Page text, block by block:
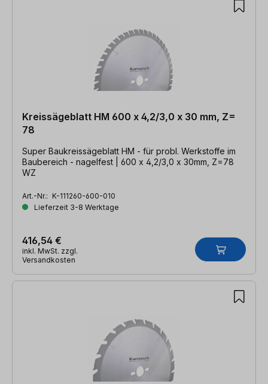
Kreissägeblatt HM 600 x 4,2/3,0 x 30 mm, Z=
78
Super Baukreissägeblatt HM - für probl. Werkstoffe im
Baubereich - nagelfest | 600 x 4,2/3,0 x 30mm, Z=78
WZ
Art.-Nr.: K-111260-600-010
Lieferzeit 3-8 Werktage
416,54 €
inkl. MwSt. zzgl.
Versandkosten